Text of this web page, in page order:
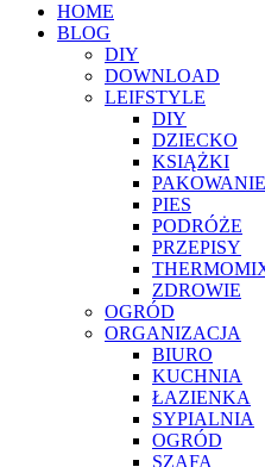
HOME
BLOG
DIY
DOWNLOAD
LEIFSTYLE
DIY
DZIECKO
KSIĄŻKI
PIES
PODRÓŻE
PRZEPISY
ZDROWIE
OGRÓD
ORGANIZACJA
BIURO
KUCHNIA
ŁAZIENKA
SYPIALNIA
OGRÓD
SZAFA